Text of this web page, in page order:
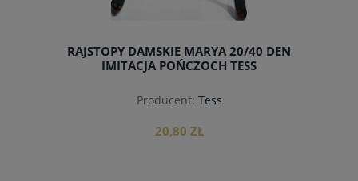
RAJSTOPY DAMSKIE MARYA 20/40 DEN
IMITACJA POŃCZOCH TESS
Producent: Tess
20,80 ZŁ